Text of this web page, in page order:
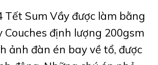
Tết Sum Vầy được làm bằng
Couches định lượng 200gsm
ảnh đàn én bay về tổ, được